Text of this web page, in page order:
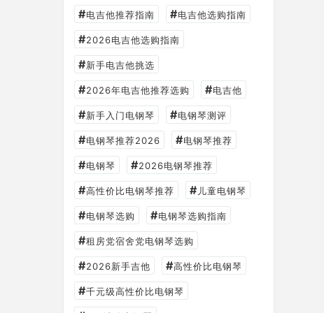
#电吉他推荐指南 #电吉他选购指南
#2026电吉他选购指南
#新手电吉他挑选
#2026年电吉他推荐选购 #电吉他
#新手入门电钢琴 #电钢琴测评
#电钢琴推荐2026 #电钢琴推荐
#电钢琴 #2026电钢琴推荐
#高性价比电钢琴推荐 # 儿童电钢琴
#电钢琴选购 #电钢琴选购指南
#租房党宿舍党电钢琴选购
#2026新手吉他 #高性价比电钢琴
#千元级高性价比电钢琴